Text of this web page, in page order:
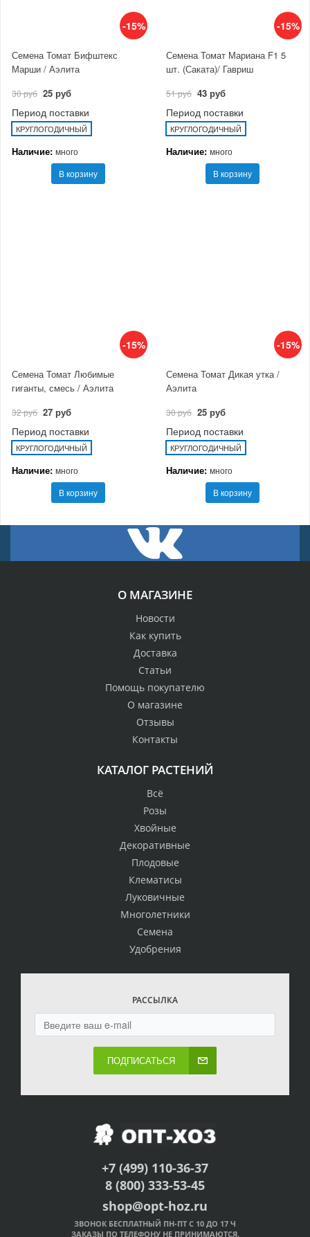
-15%
Семена Томат Бифштекс
Марши / Аэлита
30 руб 25 руб
Период поставки
КРУГЛОГОДИЧНЫЙ
Наличие: много
В корзину
-15%
Семена Томат Мариана F1 5
шт. (Саката)/ Гавриш
51 руб 43 руб
Период поставки
КРУГЛОГОДИЧНЫЙ
Наличие: много
В корзину
-15%
Семена Томат Любимые
гиганты, смесь / Аэлита
32 руб 27 руб
Период поставки
КРУГЛОГОДИЧНЫЙ
Наличие: много
В корзину
-15%
Семена Томат Дикая утка /
Аэлита
30 руб 25 руб
Период поставки
КРУГЛОГОДИЧНЫЙ
Наличие: много
В корзину
О МАГАЗИНЕ
Новости
Как купить
Доставка
Статьи
Помощь покупателю
О магазине
Отзывы
Контакты
КАТАЛОГ РАСТЕНИЙ
Всё
Розы
Хвойные
Декоративные
Плодовые
Клематисы
Луковичные
Многолетники
Семена
Удобрения
РАССЫЛКА
ПОДПИСАТЬСЯ
+7 (499) 110-36-37
8 (800) 333-53-45
shop@opt-hoz.ru
ЗВОНОК БЕСПЛАТНЫЙ ПН-ПТ С 10 ДО 17 Ч
ЗАКАЗЫ ПО ТЕЛЕФОНУ НЕ ПРИНИМАЮТСЯ.